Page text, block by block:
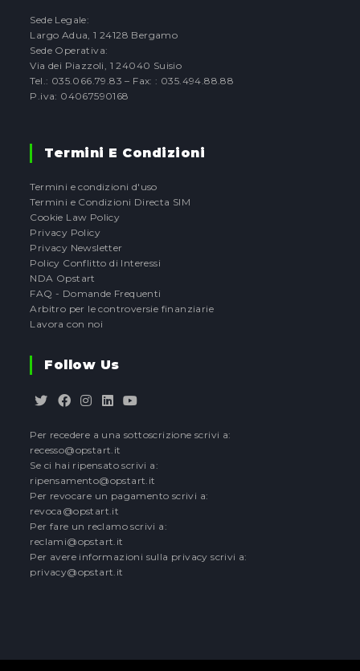
Sede Legale:
Largo Adua, 1 24128 Bergamo
Sede Operativa:
Via dei Piazzoli, 1 24040 Suisio
Tel.: 035.066.79.83 – Fax: : 035.494.88.88
P.iva: 04067590168
Termini E Condizioni
Termini e condizioni d'uso
Termini e Condizioni Directa SIM
Cookie Law Policy
Privacy Policy
Privacy Newsletter
Policy Conflitto di Interessi
NDA Opstart
FAQ - Domande Frequenti
Arbitro per le controversie finanziarie
Lavora con noi
Follow Us
in
a
new
tab
in
a
new
in
a
new
in
a
new
tab
in
new
Per recedere a una sottoscrizione scrivi a:
recesso@opstart.it
Se ci hai ripensato scrivi a:
ripensamento@opstart.it
Per revocare un pagamento scrivi a:
revoca@opstart.it
Per fare un reclamo scrivi a:
reclami@opstart.it
Per avere informazioni sulla privacy scrivi a:
privacy@opstart.it